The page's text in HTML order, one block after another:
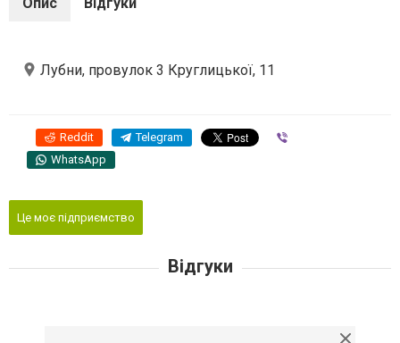
Лубни, провулок 3 Круглицької, 11
Reddit Telegram
WhatsApp
Це моє підприємство
Відгуки